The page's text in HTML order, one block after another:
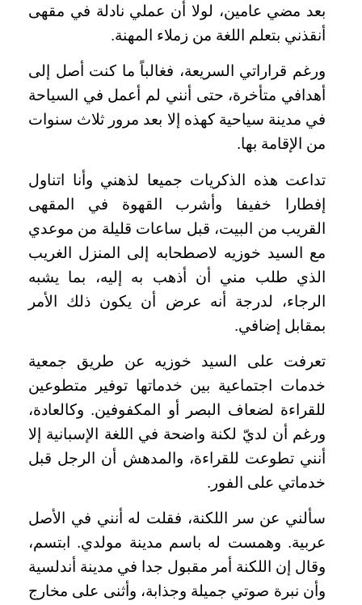
بعد مضي عامين، لولا أن عملي نادلة في مقهى
أنقذني بتعلم اللغة من زملاء المهنة.
ورغم قراراتي السريعة، فغالباً ما كنت أصل إلى
أهدافي متأخرة، حتى أنني لم أعمل في السياحة
في مدينة سياحية كهذه إلا بعد مرور ثلاث سنوات
من الإقامة بها.
تداعت هذه الذكريات جميعا لذهني وأنا اتناول
إفطارا خفيفا وأشرب القهوة في المقهى
القريب من البيت، قبل ساعات قليلة من موعدي
مع السيد خوزيه لاصطحابه إلى المنزل الغريب
الذي طلب مني أن أذهب به إليه، بما يشبه
الرجاء، لدرجة أنه عرض أن يكون ذلك الأمر
بمقابل إضافي.
تعرفت على السيد خوزيه عن طريق جمعية
خدمات اجتماعية بين خدماتها توفير متطوعين
للقراءة لضعاف البصر أو المكفوفين. وكالعادة،
ورغم أن لديّ لكنة واضحة في اللغة الإسبانية إلا
أنني تطوعت للقراءة، والمدهش أن الرجل قبل
خدماتي على الفور.
سألني عن سر اللكنة، فقلت له أنني في الأصل
عربية. وهمست له باسم مدينة مولدي. ابتسم،
وقال إن اللكنة أمر مقبول جدا في مدينة أندلسية
وأن نبرة صوتي جميلة وجذابة، وأثنى على مخارج